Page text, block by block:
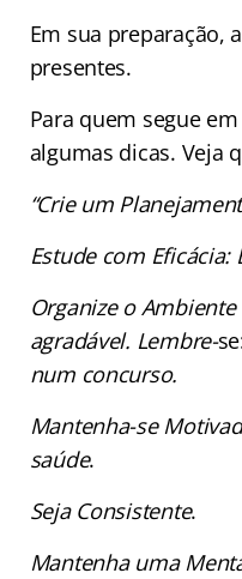
Em sua preparação,
presentes.
Para quem segue
algumas dicas. Veja
“Crie um
Estude com
Organize o
agradável. Lembre-
num concurso.
Mantenha-se
saúde.
Seja Consistente.
Mantenha uma